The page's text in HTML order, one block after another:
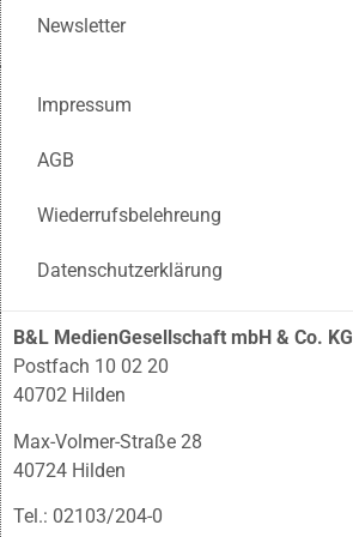
Newsletter
Impressum
AGB
Wiederrufsbelehreung
Datenschutzerklärung
B&L MedienGesellschaft mbH & Co. KG
Postfach 10 02 20
40702 Hilden
Max-Volmer-Straße 28
40724 Hilden
Tel.: 02103/204-0